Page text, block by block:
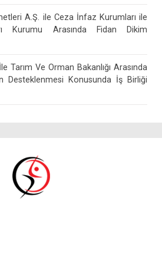
A.Ş. ile Ceza İnfaz Kurumları ile
Kurumu Arasında Fidan Dikim
Tarım Ve Orman Bakanlığı Arasında
Desteklenmesi Konusunda İş Birliği